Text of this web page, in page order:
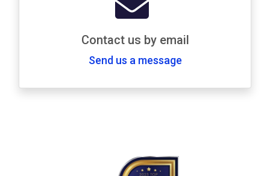
Contact us by email
Send us a message